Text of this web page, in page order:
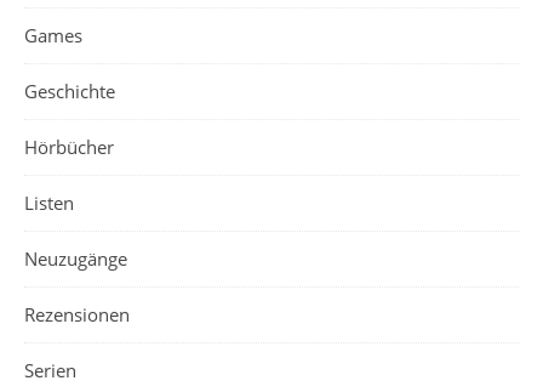
Games
Geschichte
Hörbücher
Listen
Neuzugänge
Rezensionen
Serien